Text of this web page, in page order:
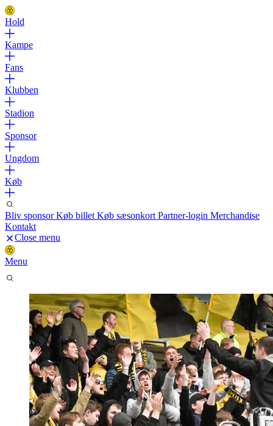
Hold
Kampe
Fans
Klubben
Stadion
Sponsor
Ungdom
Køb
Bliv sponsorKøb billet Køb sæsonkort Partner-login Merchandise
Kontakt
Close menu
Menu